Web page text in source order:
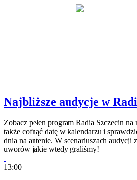
Najbliższe audycje w
Zobacz pełen program Radia Szczecin
także cofnąć datę w kalendarzu i
dnia na antenie. W scenariuszach audycji
uworów jakie wtedy graliśmy!
13:00